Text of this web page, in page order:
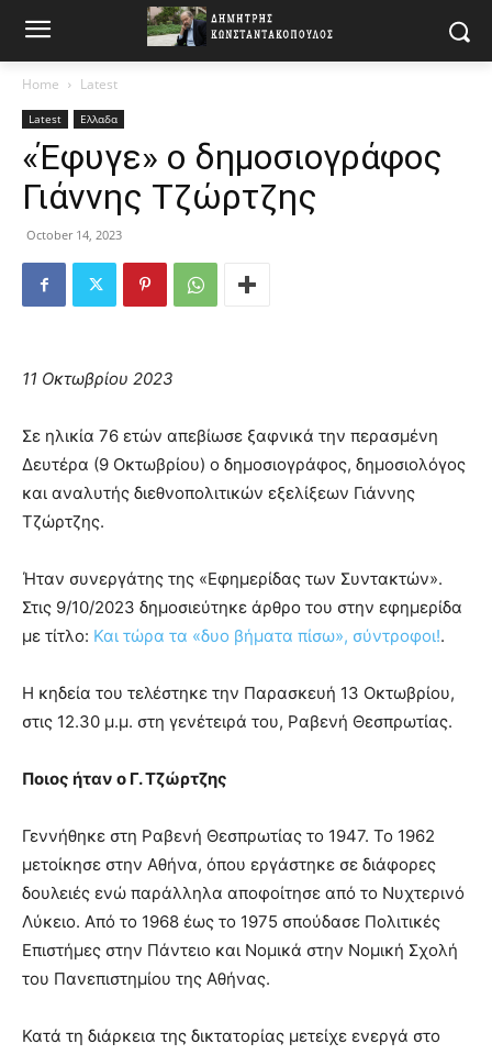
Home Latest
Latest Ελλαδα
«Έφυγε» ο δημοσιογράφος
Γιάννης Τζώρτζης
October 14, 2023
11 Οκτωβρίου 2023
Σε ηλικία 76 ετών απεβίωσε ξαφνικά την περασμένη
Δευτέρα (9 Οκτωβρίου) ο δημοσιογράφος, δημοσιολόγος
και αναλυτής διεθνοπολιτικών εξελίξεων Γιάννης
Τζώρτζης.
Ήταν συνεργάτης της «Εφημερίδας των Συντακτών».
Στις 9/10/2023 δημοσιεύτηκε άρθρο του στην εφημερίδα
με τίτλο: Και τώρα τα «δυο βήματα πίσω», σύντροφοι!.
Η κηδεία του τελέστηκε την Παρασκευή 13 Οκτωβρίου,
στις 12.30 μ.μ. στη γενέτειρά του, Ραβενή Θεσπρωτίας.
Ποιος ήταν ο Γ. Τζώρτζης
Γεννήθηκε στη Ραβενή Θεσπρωτίας το 1947. Το 1962
μετοίκησε στην Αθήνα, όπου εργάστηκε σε διάφορες
δουλειές ενώ παράλληλα αποφοίτησε από το Νυχτερινό
Λύκειο. Από το 1968 έως το 1975 σπούδασε Πολιτικές
Επιστήμες στην Πάντειο και Νομικά στην Νομική Σχολή
του Πανεπιστημίου της Αθήνας.
Κατά τη διάρκεια της δικτατορίας μετείχε ενεργά στο